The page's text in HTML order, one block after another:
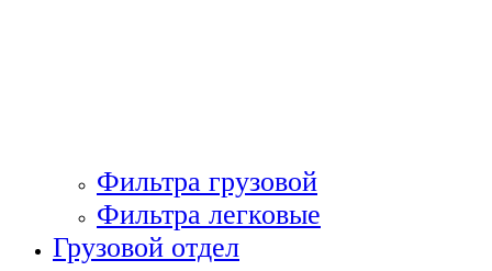
Фильтра грузовой
Фильтра легковые
Грузовой отдел